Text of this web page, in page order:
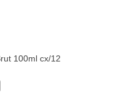
100ml cx/12